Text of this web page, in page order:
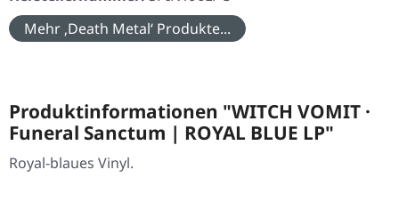
Mehr ‚Death Metal‘ Produkte...
Produktinformationen "WITCH VOMIT ·
Funeral Sanctum | ROYAL BLUE LP"
Royal-blaues Vinyl.